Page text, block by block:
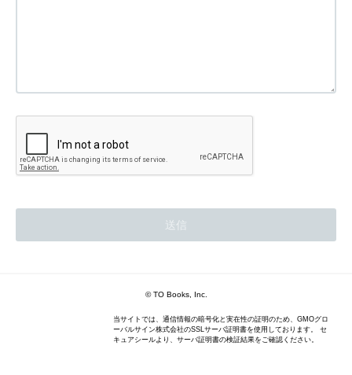
© TO Books, Inc.
当サイトでは、通信情報の暗号化と実在性の証明のため、GMOグロ
ーバルサイン株式会社のSSLサーバ証明書を使用しております。 セ
キュアシールより、サーバ証明書の検証結果をご確認ください。